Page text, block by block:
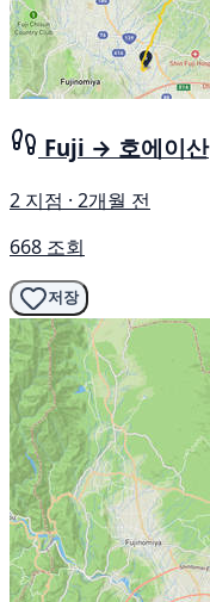
Fuji → 호에이산
2 지점 · 2개월 전
668 조회
저장